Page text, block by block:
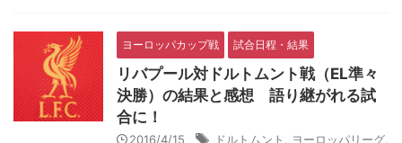
ヨーロッパカップ戦 試合日程・結果
リバプール対ドルトムント戦（EL準々
決勝）の結果と感想 語り継がれる試
合に！
2016/4/15 ドルトムント ヨーロッパリーグ